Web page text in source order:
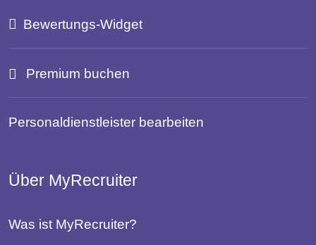
Bewertungs-Widget
Premium buchen
Personaldienstleister bearbeiten
Über MyRecruiter
Was ist MyRecruiter?